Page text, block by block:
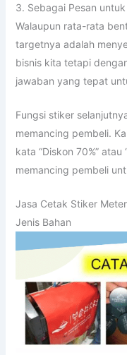
3. Sebagai Pesan
Walaupun rata-rata
targetnya adalah
bisnis kita tetapi
jawaban yang tepat
Fungsi stiker
memancing pembeli.
kata “Diskon 70%”
memancing pembeli
Jasa Cetak Stiker
Jenis Bahan